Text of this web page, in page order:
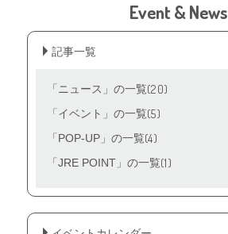
Event & News
記事一覧
「ニュース」の一覧(20)
「イベント」の一覧(5)
「POP‐UP」の一覧(4)
「JRE POINT」の一覧(1)